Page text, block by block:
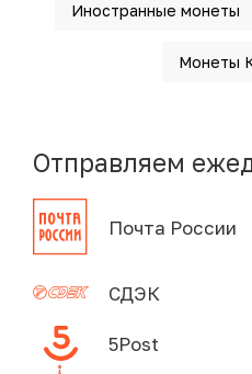
Иностранные монеты
Монеты
Отправляем
Почта России
СДЭК
5Post